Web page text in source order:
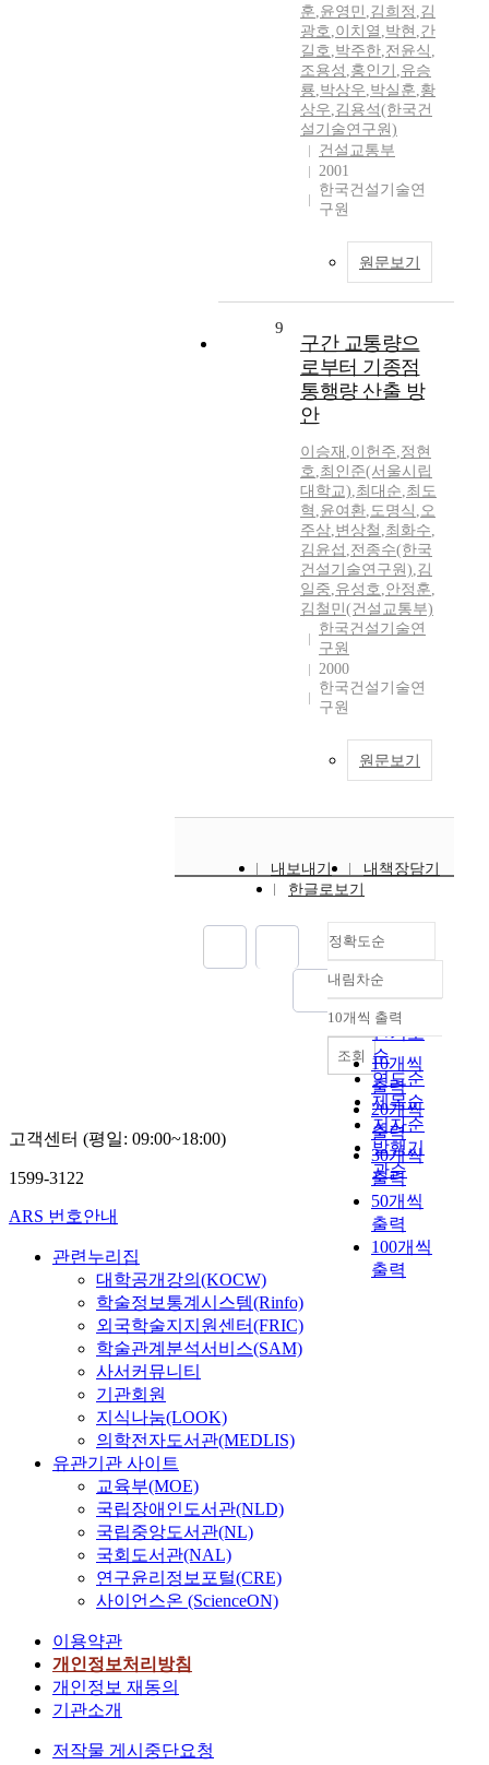
훈,윤영민 ,김희정 ,김
광호,이치열 ,박현 ,간
길호,박주한,전윤식 ,
조용성 ,홍인기 ,유승
룡,박상우,박실훈,황
상우,김용석(한국건
설기술연구원)
건설교통부
2001
한국건설기술연
구원
원문보기
9
구간 교통량으
로부터 기종점
통행량 산출 방
안
이승재 ,이헌주,정현
호,최인준(서울시립
대학교),최대순,최도
혁 ,윤여환,도명식 ,오
주삼,변상철 ,최화수,
김윤섭 ,전종수(한국
건설기술연구원),김
일중,유성호,안정훈,
김철민(건설교통부)
한국건설기술연
구원
2000
한국건설기술연
구원
원문보기
내보내기
내책장담기
한글로보기
정확도순
정확도
순
인기도
순
연도순
제목순
저자순
발행기
관순
내림차순
내림차순
10개씩 출력
10개씩
출력
20개씩
출력
30개씩
출력
50개씩
출력
100개씩
출력
조회
고객센터 (평일: 09:00~18:00)
1599-3122
ARS 번호안내
관련누리집
대학공개강의(KOCW)
학술정보통계시스템(Rinfo)
외국학술지지원센터(FRIC)
학술관계분석서비스(SAM)
사서커뮤니티
기관회원
지식나눔(LOOK)
의학전자도서관(MEDLIS)
유관기관 사이트
교육부(MOE)
국립장애인도서관(NLD)
국립중앙도서관(NL)
국회도서관(NAL)
연구윤리정보포털(CRE)
사이언스온 (ScienceON)
이용약관
개인정보처리방침
개인정보 재동의
기관소개
저작물 게시중단요청